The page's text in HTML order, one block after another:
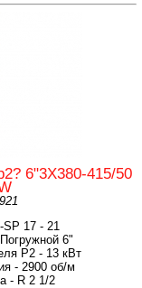
6"3X380-415/50
SP 17 - 21
6"
Р2 - 13 кВт
- 2900 об/м
- R 2 1/2